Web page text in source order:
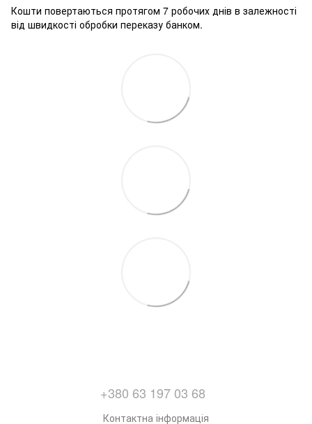
Кошти повертаються протягом 7 робочих днів в залежності
від швидкості обробки переказу банком.
+380 63 197 03 68
Контактна інформація